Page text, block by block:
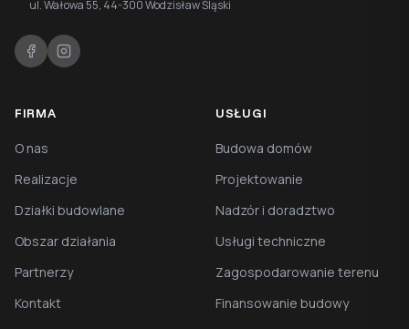
ul. Wałowa 55, 44-300 Wodzisław Śląski
FIRMA
O nas
Realizacje
Działki budowlane
Obszar działania
Partnerzy
Kontakt
USŁUGI
Budowa domów
Projektowanie
Nadzór i doradztwo
Usługi techniczne
Zagospodarowanie terenu
Finansowanie budowy